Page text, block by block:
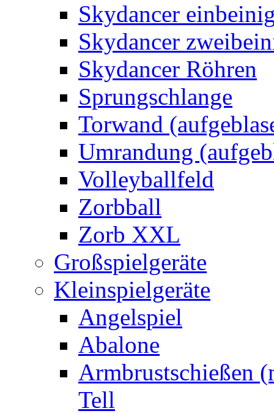
Skydancer
Skydancer
Skydancer Röhren
Sprungschlange
Torwand
Umrandung
Volleyballfeld
Zorbball
Zorb XXL
Großspielgeräte
Kleinspielgeräte
Angelspiel
Abalone
Armbrustschießen
Tell